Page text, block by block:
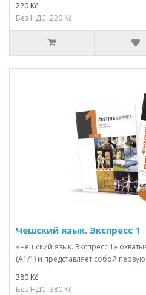
220 Kč
Без НДС: 220 Kč
Чешский язык. Экспресс 1
«Чешский язык. Экспресс 1»
(А1/1) и представляет собой первую
380 Kč
Без НДС: 380 Kč